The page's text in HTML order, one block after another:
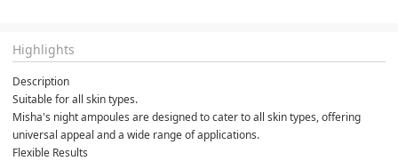
Highlights
Description
Suitable for all skin types.
Misha's night ampoules are designed to cater to all skin types, offering
universal appeal and a wide range of applications.
Flexible Results